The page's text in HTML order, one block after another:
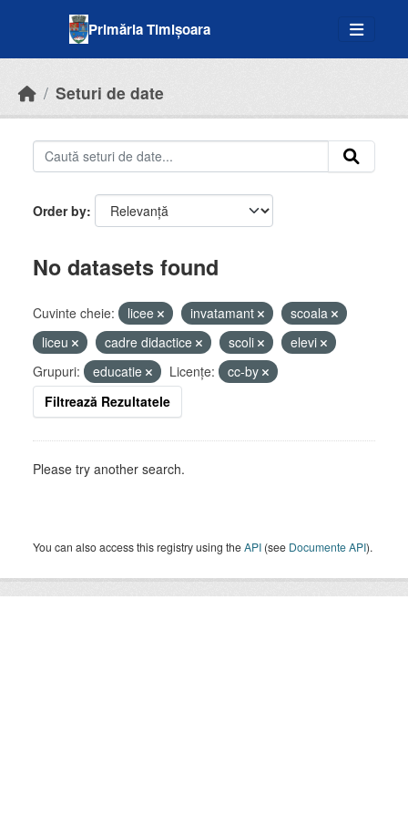
Primăria Timișoara
Seturi de date
Order by
No datasets found
Cuvinte cheie: licee invatamant
scoala
liceu
cadre didactice scoli
elevi
Grupuri:
educatie Licenţe:
cc-by
Filtrează Rezultatele
Please try another search.
You can also access this registry using theAPI (see Documente API).